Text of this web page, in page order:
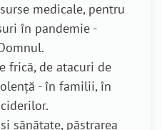
medicale, pentru
în pandemie -
frică, de atacuri de
- în familii, în
sănătate, păstrarea